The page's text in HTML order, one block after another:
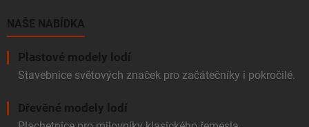
NAŠE NABÍDKA
Plastové modely lodí
Stavebnice světových značek pro začátečníky i pokročilé.
Dřevěné modely lodí